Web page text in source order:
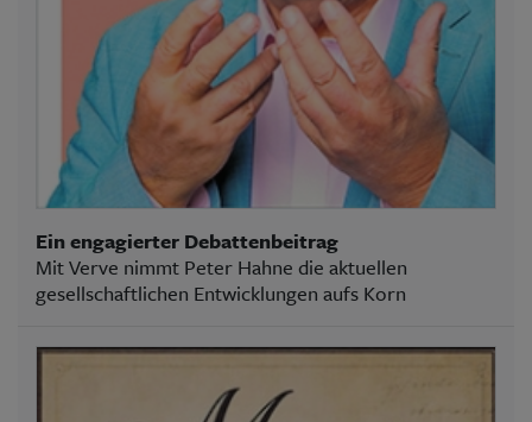
Ein engagierter Debattenbeitrag
Mit Verve nimmt Peter Hahne die aktuellen
gesellschaftlichen Entwicklungen aufs Korn